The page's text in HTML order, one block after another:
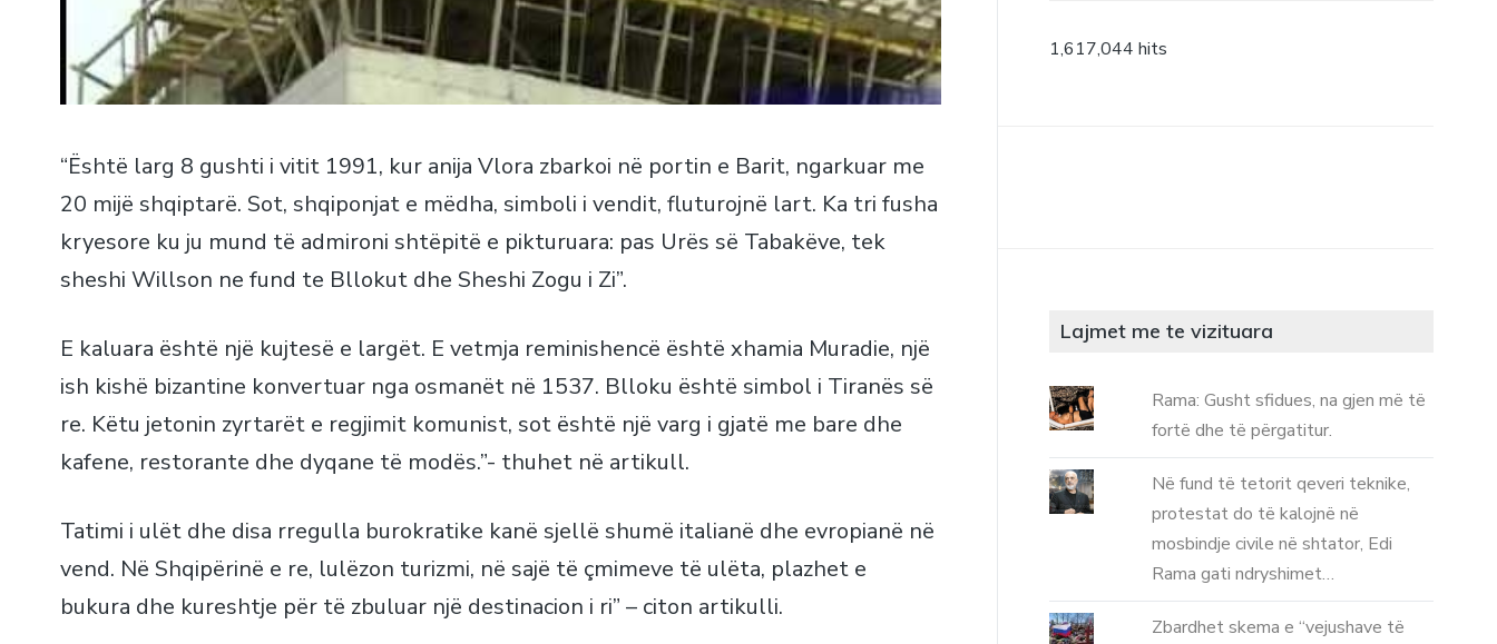
“Është larg 8 gushti i vitit 1991, kur anija Vlora zbarkoi në portin e Barit, ngarkuar me
20 mijë shqiptarë. Sot, shqiponjat e mëdha, simboli i vendit, fluturojnë lart. Ka tri fusha
kryesore ku ju mund të admironi shtëpitë e pikturuara: pas Urës së Tabakëve, tek
sheshi Willson ne fund te Bllokut dhe Sheshi Zogu i Zi”.
E kaluara është një kujtesë e largët. E vetmja reminishencë është xhamia Muradie, një
ish kishë bizantine konvertuar nga osmanët në 1537. Blloku është simbol i Tiranës së
re. Këtu jetonin zyrtarët e regjimit komunist, sot është një varg i gjatë me bare dhe
kafene, restorante dhe dyqane të modës.”- thuhet në artikull.
Tatimi i ulët dhe disa rregulla burokratike kanë sjellë shumë italianë dhe evropianë në
vend. Në Shqipërinë e re, lulëzon turizmi, në sajë të çmimeve të ulëta, plazhet e
bukura dhe kureshtje për të zbuluar një destinacion i ri” – citon artikulli.
1,617,044 hits
Lajmet me te vizituara
Rama: Gusht sfidues, na gjen më të
fortë dhe të përgatitur.
Në fund të tetorit qeveri teknike,
protestat do të kalojnë në
mosbindje civile në shtator, Edi
Rama gati ndryshimet…
Zbardhet skema e “vejushave të